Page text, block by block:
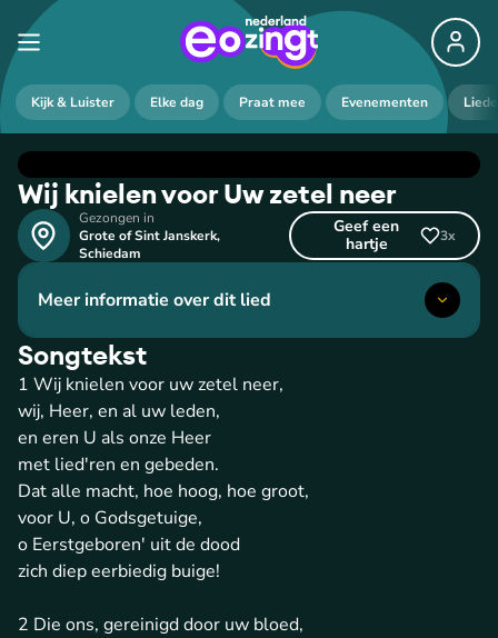
Kijk & Luister Elke dag Praat mee Evenementen
Wij knielen voor Uw zetel neer
Gezongen in
Grote of Sint Janskerk,
Schiedam
Geef een
hartje
3x
Meer informatie over dit lied
Songtekst
1 Wij knielen voor uw zetel neer,
wij, Heer, en al uw leden,
en eren U als onze Heer
met lied'ren en gebeden.
Dat alle macht, hoe hoog, hoe groot,
voor U, o Godsgetuige,
o Eerstgeboren' uit de dood
zich diep eerbiedig buige!
2 Die ons, gereinigd door uw bloed,